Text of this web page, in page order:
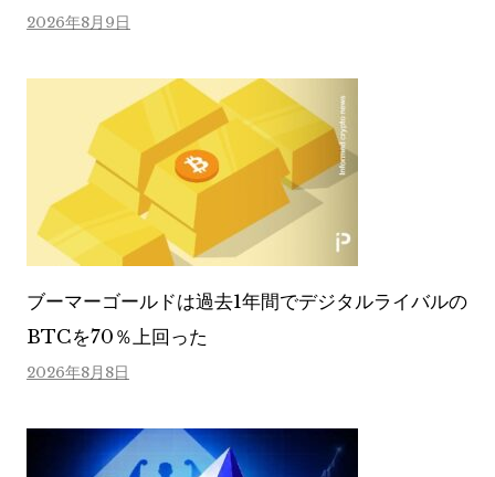
2026年8月9日
ブーマーゴールドは過去1年間でデジタルライバルの
BTCを70％上回った
2026年8月8日